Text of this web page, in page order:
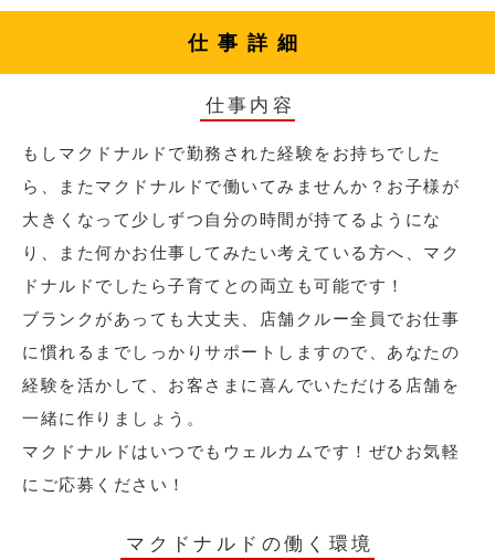
仕事詳細
仕事内容
もしマクドナルドで勤務された経験をお持ちでした
ら、またマクドナルドで働いてみませんか？お子様が
大きくなって少しずつ自分の時間が持てるようにな
り、また何かお仕事してみたい考えている方へ、マク
ドナルドでしたら子育てとの両立も可能です！
ブランクがあっても大丈夫、店舗クルー全員でお仕事
に慣れるまでしっかりサポートしますので、あなたの
経験を活かして、お客さまに喜んでいただける店舗を
一緒に作りましょう。
マクドナルドはいつでもウェルカムです！ぜひお気軽
にご応募ください！
マクドナルドの働く環境